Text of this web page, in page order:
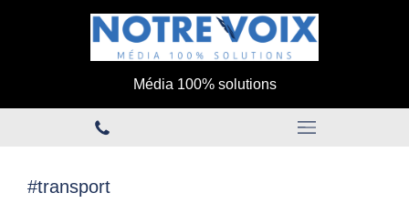
Média 100% solutions
#transport